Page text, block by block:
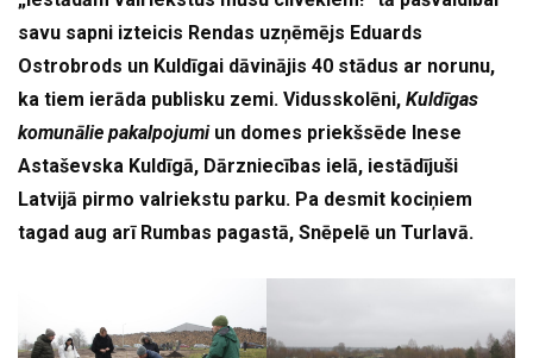
savu sapni izteicis Rendas uzņēmējs Eduards
Ostrobrods un Kuldīgai dāvinājis 40 stādus ar norunu,
ka tiem ierāda publisku zemi. Vidusskolēni, Kuldīgas
komunālie pakalpojumi un domes priekšsēde Inese
Astaševska Kuldīgā, Dārzniecības ielā, iestādījuši
Latvijā pirmo valriekstu parku. Pa desmit kociņiem
tagad aug arī Rumbas pagastā, Snēpelē un Turlavā.